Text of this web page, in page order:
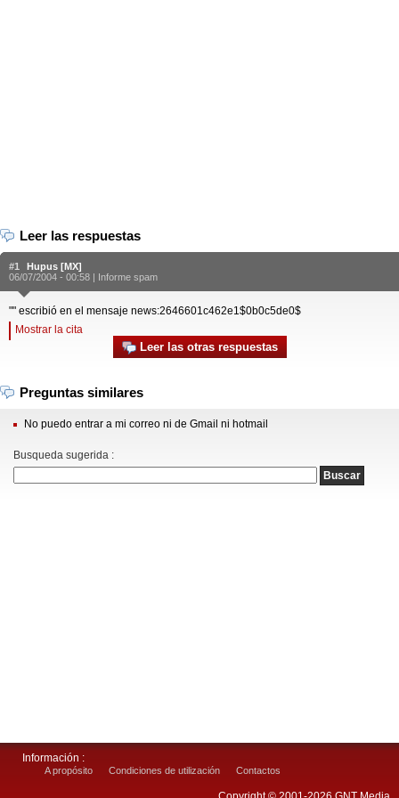
Leer las respuestas
#1
Hupus [MX]
06/07/2004 - 00:58 | Informe spam
"" escribió en el mensaje news:2646601c462e1$0b0c5de0$
Mostrar la cita
Leer las otras respuestas
Preguntas similares
No puedo entrar a mi correo ni de Gmail ni hotmail
Busqueda sugerida :
Información :
A propósito Condiciones de utilización Contactos